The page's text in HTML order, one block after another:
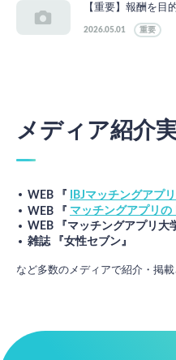
【重要】報酬を目
2026.05.01 重要
メディア紹介
WEB 『 IBJマッチングアプ
WEB 『 マッチングアプリの
WEB 『マッチングアプリ大
雑誌 『女性セブン』
など多数のメディアで紹介・掲載